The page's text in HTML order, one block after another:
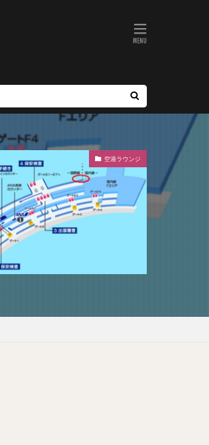
空港ラウンジ